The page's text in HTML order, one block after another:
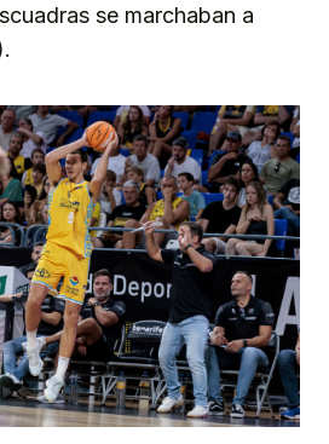
se marchaban a